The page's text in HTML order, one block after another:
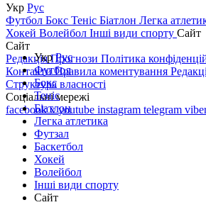
Укр Рус
Футбол Бокс Теніс Біатлон Легка
Хокей Волейбол Інші види спорту Сайт
Сайт
РедакціяПрогнози Політика
КонтактиПравила коментування
Структура власності
Соціальні мережі
facebookxyoutube instagram telegram
УкрРус
Футбол
Бокс
Теніс
Біатлон
Легка атлетика
Футзал
Баскетбол
Хокей
Волейбол
Інші види спорту
Сайт